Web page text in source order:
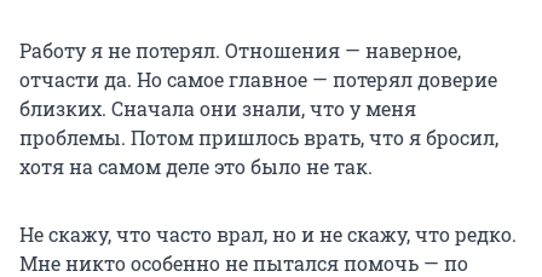
Работу я не потерял. Отношения — наверное,
отчасти да. Но самое главное — потерял доверие
близких. Сначала они знали, что у меня
проблемы. Потом пришлось врать, что я бросил,
хотя на самом деле это было не так.
Не скажу, что часто врал, но и не скажу, что редко.
Мне никто особенно не пытался помочь — по